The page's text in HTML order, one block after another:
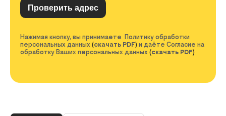
Нажимая кнопку, вы принимаете Политику обработки
персональных данных (скачать PDF) и даёте Согласие на
обработку Ваших персональных данных (скачать PDF)